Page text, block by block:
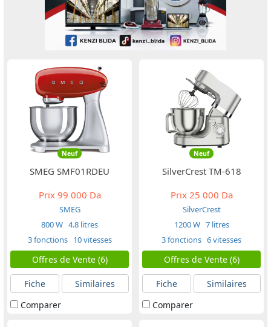
Neuf
SMEG SMF01RDEU
Prix99 000 Da
SMEG
800 W 4.8 litres
3 fonctions 10 vitesses
Offres de Vente (6)
Fiche
Similaires
Comparer
Neuf
SilverCrest ‏TM-618
Prix25 000 Da
SilverCrest
1200 W 7 litres
3 fonctions 6 vitesses
Offres de Vente (6)
Fiche
Similaires
Comparer